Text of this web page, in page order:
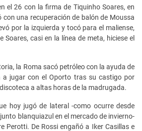
el 26 con la firma de Tiquinho Soares, en
con una recuperación de balón de Moussa
por la izquierda y tocó para el maliense,
Soares, casi en la línea de meta, hiciese el
la Roma sacó petróleo con la ayuda de
a jugar con el Oporto tras su castigo por
a altas horas de la madrugada.
hoy jugó de lateral -como ocurre desde
blanquiazul en el mercado de invierno-
Perotti. De Rossi engañó a Iker Casillas e